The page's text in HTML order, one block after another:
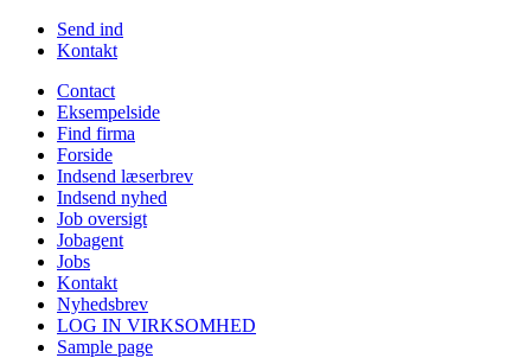
Send ind
Kontakt
Contact
Eksempelside
Find firma
Forside
Indsend læserbrev
Indsend nyhed
Job oversigt
Jobagent
Jobs
Kontakt
Nyhedsbrev
LOG IN VIRKSOMHED
Sample page